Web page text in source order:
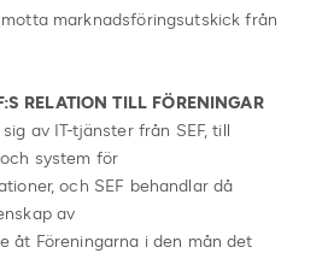
marknadsföringsutskick från
RELATION TILL FÖRENINGAR
av IT-tjänster från SEF, till
system för
och SEF behandlar då
av
åt Föreningarna i den mån det